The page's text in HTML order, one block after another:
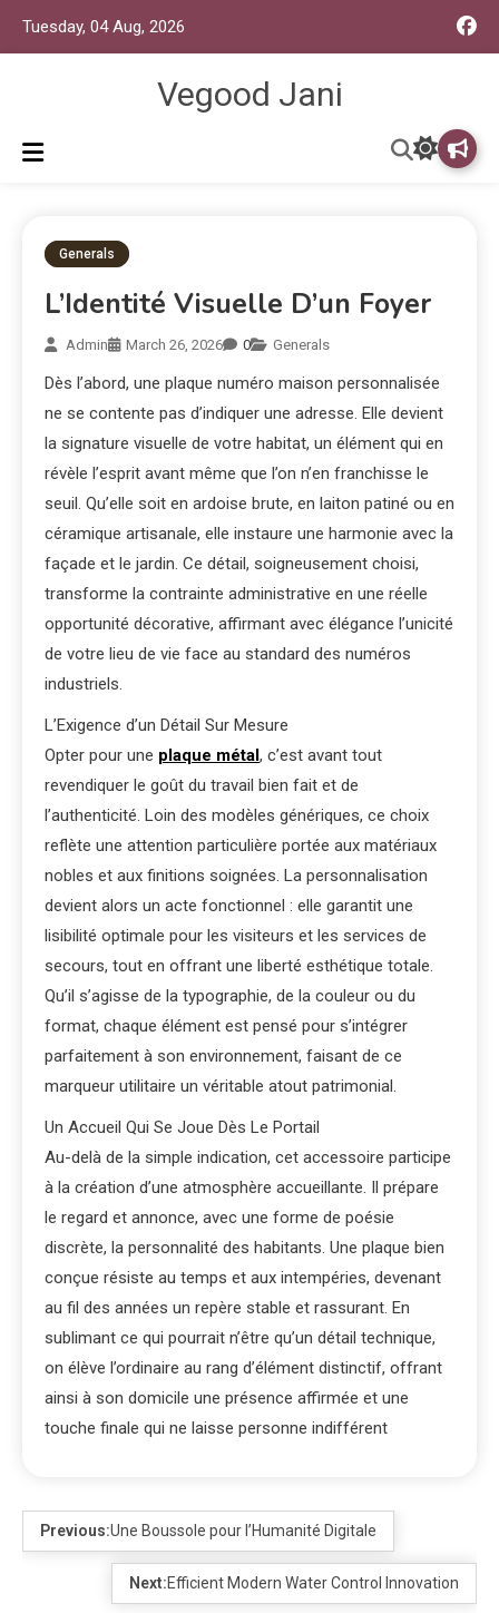
Tuesday, 04 Aug, 2026
Vegood Jani
Generals
L’Identité Visuelle D’un Foyer
Admin March 26, 2026 0 Generals
Dès l’abord, une plaque numéro maison personnalisée
ne se contente pas d’indiquer une adresse. Elle devient
la signature visuelle de votre habitat, un élément qui en
révèle l’esprit avant même que l’on n’en franchisse le
seuil. Qu’elle soit en ardoise brute, en laiton patiné ou en
céramique artisanale, elle instaure une harmonie avec la
façade et le jardin. Ce détail, soigneusement choisi,
transforme la contrainte administrative en une réelle
opportunité décorative, affirmant avec élégance l’unicité
de votre lieu de vie face au standard des numéros
industriels.
L’Exigence d’un Détail Sur Mesure
Opter pour une plaque métal, c’est avant tout
revendiquer le goût du travail bien fait et de
l’authenticité. Loin des modèles génériques, ce choix
reflète une attention particulière portée aux matériaux
nobles et aux finitions soignées. La personnalisation
devient alors un acte fonctionnel : elle garantit une
lisibilité optimale pour les visiteurs et les services de
secours, tout en offrant une liberté esthétique totale.
Qu’il s’agisse de la typographie, de la couleur ou du
format, chaque élément est pensé pour s’intégrer
parfaitement à son environnement, faisant de ce
marqueur utilitaire un véritable atout patrimonial.
Un Accueil Qui Se Joue Dès Le Portail
Au-delà de la simple indication, cet accessoire participe
à la création d’une atmosphère accueillante. Il prépare
le regard et annonce, avec une forme de poésie
discrète, la personnalité des habitants. Une plaque bien
conçue résiste au temps et aux intempéries, devenant
au fil des années un repère stable et rassurant. En
sublimant ce qui pourrait n’être qu’un détail technique,
on élève l’ordinaire au rang d’élément distinctif, offrant
ainsi à son domicile une présence affirmée et une
touche finale qui ne laisse personne indifférent
Previous:Une Boussole pour l’Humanité Digitale
Next:Efficient Modern Water Control Innovation